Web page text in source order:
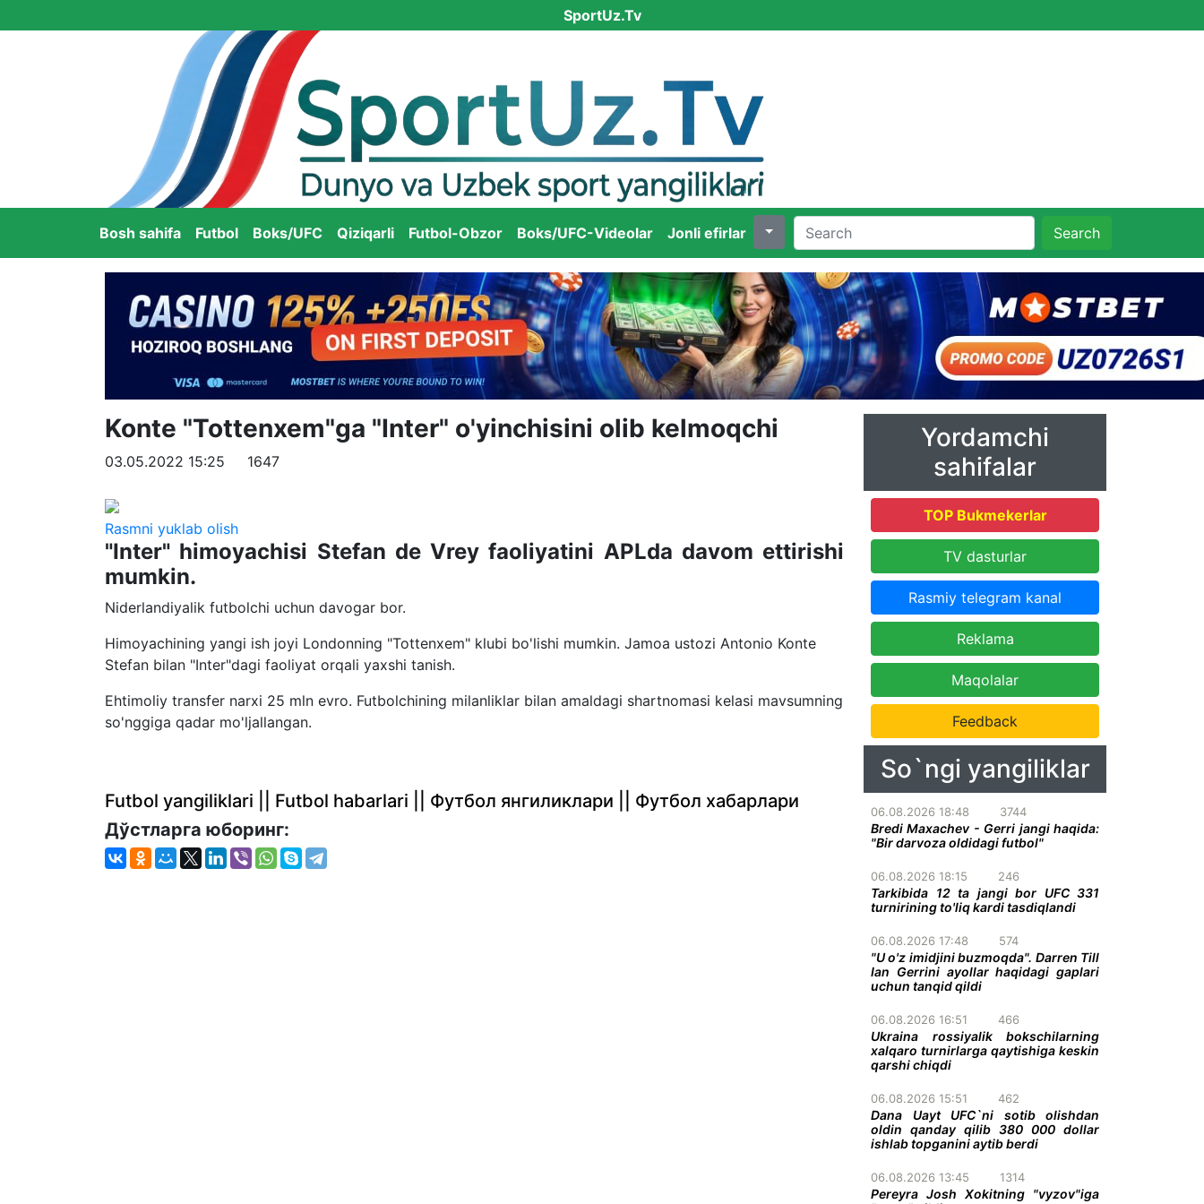
SportUz.Tv
Bosh sahifa Futbol Boks/UFC Qiziqarli Futbol-Obzor Boks/UFC-Videolar Jonli efirlar Search
Konte "Tottenxem"ga "Inter" o'yinchisini olib kelmoqchi
03.05.2022 15:25 1647
Rasmni yuklab olish
"Inter" himoyachisi Stefan de Vrey faoliyatini APLda davom ettirishi
mumkin.
Niderlandiyalik futbolchi uchun davogar bor.
Himoyachining yangi ish joyi Londonning "Tottenxem" klubi bo'lishi mumkin. Jamoa ustozi Antonio Konte
Stefan bilan "Inter"dagi faoliyat orqali yaxshi tanish.
Ehtimoliy transfer narxi 25 mln evro. Futbolchining milanliklar bilan amaldagi shartnomasi kelasi mavsumning
so'nggiga qadar mo'ljallangan.
Futbol yangiliklari || Futbol habarlari || Футбол янгиликлари || Футбол хабарлари
Дўстларга юборинг:
Yordamchi
sahifalar
TOP Bukmekerlar
TV dasturlar
Rasmiy telegram kanal
Reklama
Maqolalar
Feedback
So`ngi yangiliklar
06.08.2026 18:48 3744
Bredi Maxachev - Gerri jangi haqida:
"Bir darvoza oldidagi futbol"
06.08.2026 18:15 246
Tarkibida 12 ta jangi bor UFC 331
turnirining to'liq kardi tasdiqlandi
06.08.2026 17:48 574
"U o'z imidjini buzmoqda". Darren Till
Ian Gerrini ayollar haqidagi gaplari
uchun tanqid qildi
06.08.2026 16:51 466
Ukraina rossiyalik bokschilarning
xalqaro turnirlarga qaytishiga keskin
qarshi chiqdi
06.08.2026 15:51 462
Dana Uayt UFC`ni sotib olishdan
oldin qanday qilib 380 000 dollar
ishlab topganini aytib berdi
06.08.2026 13:45 1314
Pereyra Josh Xokitning "vyzov"iga